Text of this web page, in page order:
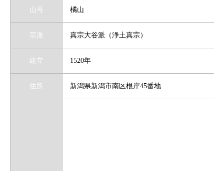
山号 橘山
宗派 真宗大谷派（浄土真宗）
建立 1520年
住所 新潟県新潟市南区根岸45番地